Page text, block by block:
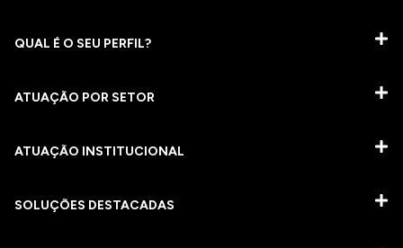
QUAL É O SEU PERFIL?
ATUAÇÃO POR SETOR
ATUAÇÃO INSTITUCIONAL
SOLUÇÕES DESTACADAS